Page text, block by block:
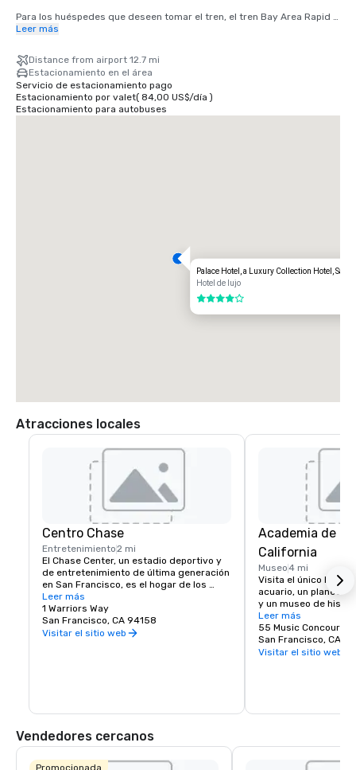
Para los huéspedes que deseen tomar el tren, el tren Bay Area Rapid
Transit (BART) pasa entre SFO y San Francisco cada 15 a 20 minutos.
estación BART ubicada en la terminal internacional. Baje del tren en la
estación de Montgomery Street. El Palace Hotel está situado en la
esquina de las calles Market y New Montgomery, justo enfrente de la
estación de tren. El costo total es de 8,65 dólares. El tiempo de viaje
es de aproximadamente 45 minutos.
Leer más
Distance from airport 12.7 mi
Estacionamiento en el área
Servicio de estacionamiento pago
Estacionamiento por valet( 84,00 US$/día )
Estacionamiento para autobuses
Palace Hotel, a Luxury Collection Hotel, San
Hotel de lujo
4 de 5
Atracciones locales
Centro Chase
Entretenimiento2 mi
El Chase Center, un estadio deportivo y
de entretenimiento de última generación
en San Francisco, es el hogar de los
Golden State Warriors y de casi 200
eventos al año.
Leer más
1 Warriors Way
San Francisco, CA 94158
Visitar el sitio web
Academia de
California
Museo4 mi
Visita el único lugar
acuario, un
y un museo de
un mismo techo.
Leer más
55 Music Concourse
San Francisco, CA
Visitar el sitio web
Vendedores cercanos
Promocionada